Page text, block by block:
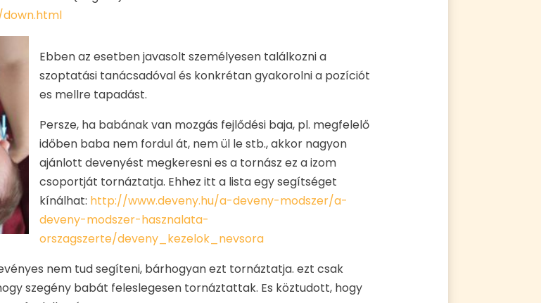
Ebben az esetben javasolt személyesen találkozni a
szoptatási tanácsadóval és konkrétan gyakorolni a pozíciót
es mellre tapadást.
Persze, ha babának van mozgás fejlődési baja, pl. megfelelő
időben baba nem fordul át, nem ül le stb., akkor nagyon
ajánlott devenyést megkeresni es a tornász ez a izom
csoportját tornáztatja. Ehhez itt a lista egy segítséget
kínálhat: http://www.deveny.hu/a-deveny-modszer/a-
deveny-modszer-hasznalata-
orszagszerte/deveny_kezelok_nevsora
nem tud segíteni, bárhogyan ezt tornáztatja. ezt csak
szegény babát feleslegesen tornáztattak. Es köztudott, hogy